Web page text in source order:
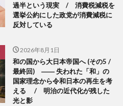
過半という現実 / 消費税減税を
選挙公約にした政党が消費減税に
反対している
2026年8月1日
和の国から大日本帝国へ (その5 /
最終回) ―― 失われた「和」の
国家理念から令和日本の再生を考
える / 明治の近代化が残した
光と影